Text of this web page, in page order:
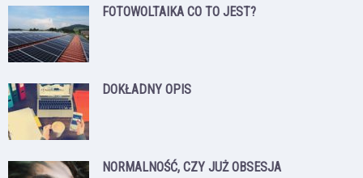
FOTOWOLTAIKA CO TO JEST?
DOKŁADNY OPIS
NORMALNOŚĆ, CZY JUŻ OBSESJA